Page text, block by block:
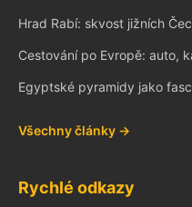
Hrad Rabí: skvost jižních
Cestování po Evropě: auto,
Egyptské pyramidy jako
Všechny články →
Rychlé odkazy